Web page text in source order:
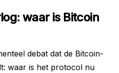
waar is Bitcoin
debat dat de Bitcoin-
waar is het protocol nu